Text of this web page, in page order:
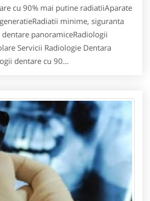
cu 90% mai putine radiatiiAparate
minime, siguranta
panoramiceRadiologii
Servicii Radiologie Dentara
dentare cu 90...